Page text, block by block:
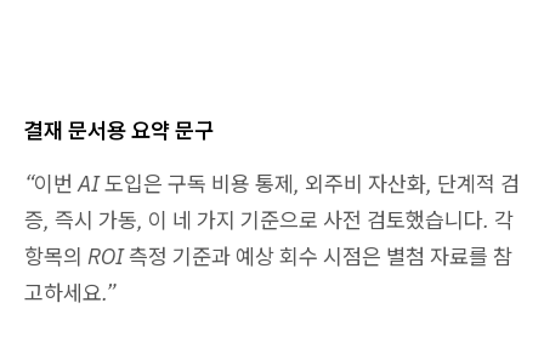
결재 문서용 요약 문구
“이번 AI 도입은 구독 비용 통제, 외주비 자산화, 단계적 검
증, 즉시 가동, 이 네 가지 기준으로 사전 검토했습니다. 각
항목의 ROI 측정 기준과 예상 회수 시점은 별첨 자료를 참
고하세요.”